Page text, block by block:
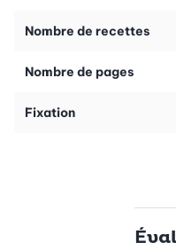
Nombre de recettes
Nombre de pages
Fixation